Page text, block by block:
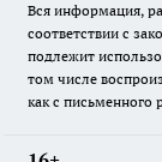
Вся информация,
соответствии с
подлежит
том числе
как с письменного